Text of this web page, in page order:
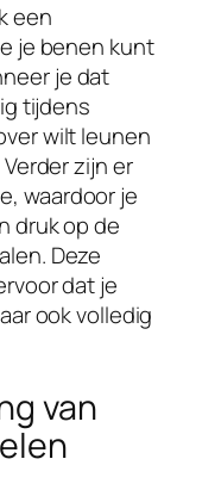
een
je benen kunt
je dat
tijdens
wilt leunen
zijn er
waardoor je
druk op de
Deze
dat je
ook volledig
van